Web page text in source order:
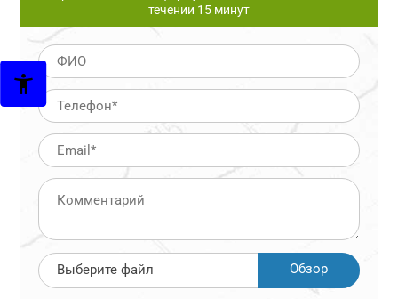
течении 15 минут
Выберите файл Обзор